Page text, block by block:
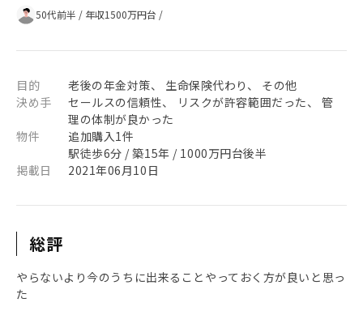
50代前半 / 年収1500万円台 /
目的
老後の年金対策、 生命保険代わり、 その他
決め手
セールスの信頼性、 リスクが許容範囲だった、 管
理の体制が良かった
物件
追加購入1件
駅徒歩6分 / 築15年 / 1000万円台後半
掲載日
2021年06月10日
総評
やらないより今のうちに出来ることやっておく方が良いと思っ
た